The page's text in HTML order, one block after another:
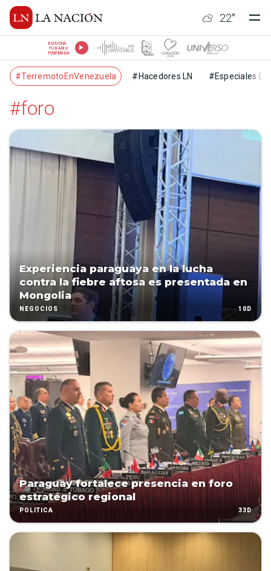
22°
ESCUCHÁ
TU RADIO
PREFERIDA
#TerremotoEnVenezuela #Hacedores LN #Especiales LN
#foro
Experiencia paraguaya en la lucha
contra la fiebre aftosa es presentada en
Mongolia
NEGOCIOS 10D
Paraguay fortalece presencia en foro
estratégico regional
POLÍTICA 33D